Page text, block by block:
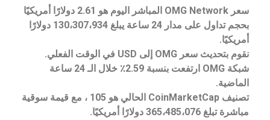
سعر OMG Network المباشر اليوم هو 2.61 دولارًا أمريكيًا
بحجم تداول على مدار 24 ساعة يبلغ 130،307،934 دولارًا
أمريكيًا.
نقوم بتحديث سعر OMG إلى USD في الوقت الفعلي.
شبكة OMG ارتفعت بنسبة 2.59٪ خلال الـ 24 ساعة
الماضية.
تصنيف CoinMarketCap الحالي هو 105 ، مع قيمة سوقية
مباشرة تبلغ 365،485،076 دولارًا أمريكيًا.